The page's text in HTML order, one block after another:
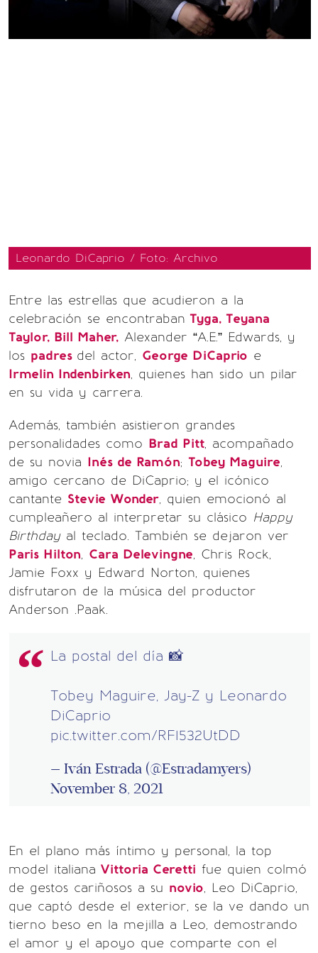
Leonardo DiCaprio / Foto: Archivo
Entre las estrellas que acudieron a la
celebración se encontraban Tyga, Teyana
Taylor, Bill Maher, Alexander “A.E.” Edwards, y
los padres del actor, George DiCaprio e
Irmelin Indenbirken, quienes han sido un pilar
en su vida y carrera.
Además, también asistieron grandes
personalidades como Brad Pitt, acompañado
de su novia Inés de Ramón; Tobey Maguire,
amigo cercano de DiCaprio; y el icónico
cantante Stevie Wonder, quien emocionó al
cumpleañero al interpretar su clásico Happy
Birthdayal teclado. También se dejaron ver
Paris Hilton, Cara Delevingne, Chris Rock,
Jamie Foxx y Edward Norton, quienes
disfrutaron de la música del productor
Anderson .Paak.
La postal del día 📸
Tobey Maguire, Jay-Z y Leonardo
DiCaprio
pic.twitter.com/RF1532UtDD
— Iván Estrada (@Estradamyers)
November 8, 2021
En el plano más íntimo y personal, la top
model italiana Vittoria Ceretti fue quien colmó
de gestos cariñosos a su novio, Leo DiCaprio,
que captó desde el exterior, se la ve dando un
tierno beso en la mejilla a Leo, demostrando
el amor y el apoyo que comparte con el